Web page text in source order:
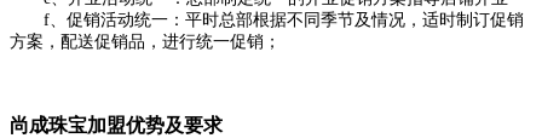
f、促销活动统一：平时总部根据不同季节及情况，适时制订促销
方案，配送促销品，进行统一促销；
尚成珠宝加盟优势及要求